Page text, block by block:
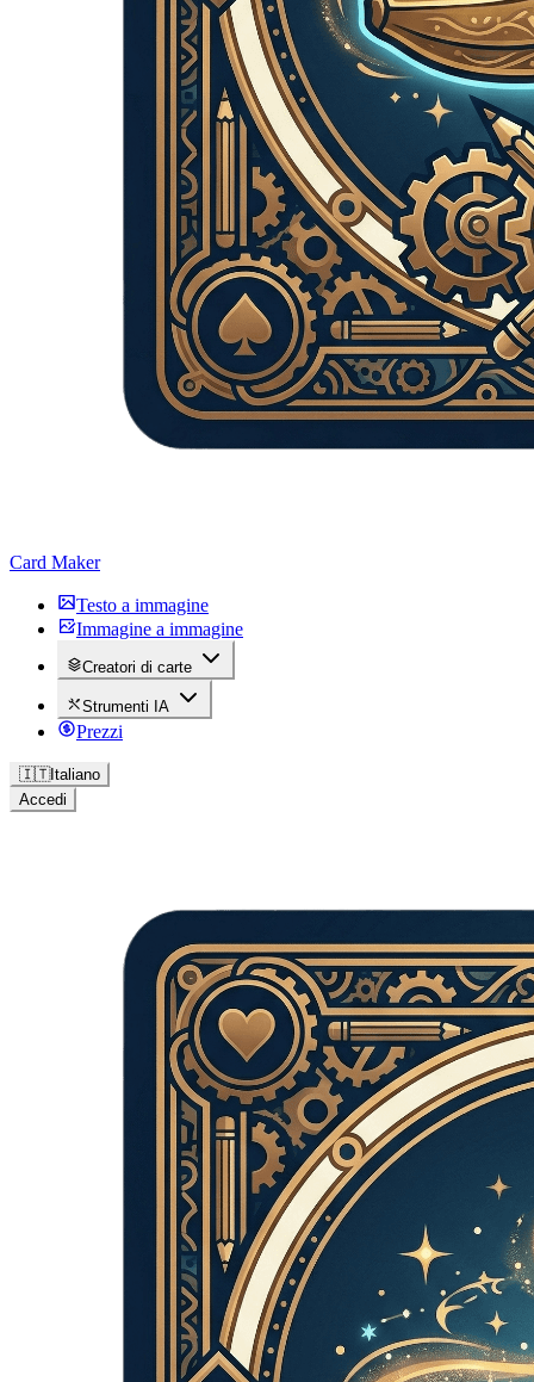
Card Maker
Testo a immagine
Immagine a immagine
Creatori di carte
Strumenti IA
Prezzi
🇮🇹Italiano
Accedi